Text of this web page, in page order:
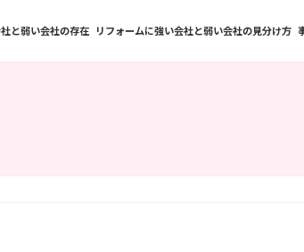
と弱い会社の存在 リフォームに強い会社と弱い会社の見分け方